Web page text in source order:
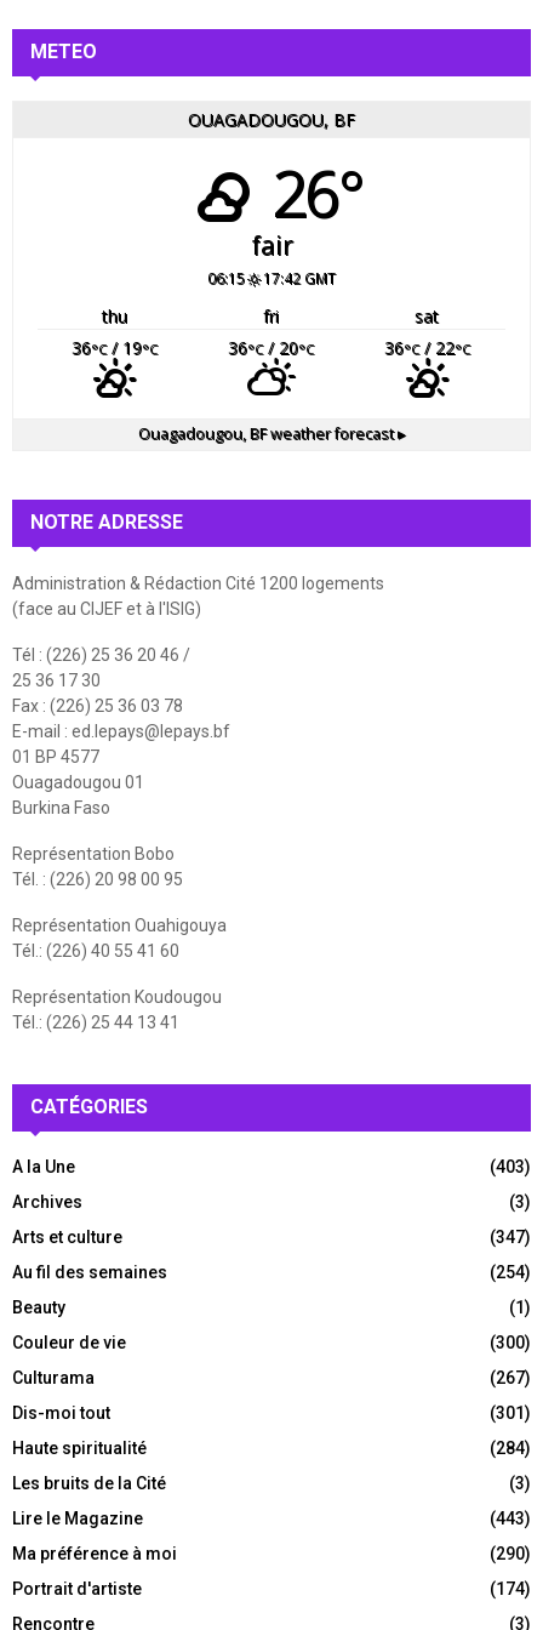
METEO
OUAGADOUGOU, BF
26°
fair
06:15 17:42 GMT
thu fri
sat
36°C/ 19°C 36°C/ 20°C 36°C/ 22°C
Ouagadougou, BFweather forecast ▸
NOTRE ADRESSE
Administration & Rédaction Cité 1200 logements
(face au CIJEF et à l'ISIG)
Tél : (226) 25 36 20 46 /
25 36 17 30
Fax : (226) 25 36 03 78
E-mail : ed.lepays@lepays.bf
01 BP 4577
Ouagadougou 01
Burkina Faso
Représentation Bobo
Tél. : (226) 20 98 00 95
Représentation Ouahigouya
Tél.: (226) 40 55 41 60
Représentation Koudougou
Tél.: (226) 25 44 13 41
CATÉGORIES
A la Une
(403)
Archives
(3)
Arts et culture
(347)
Au fil des semaines
(254)
Beauty
(1)
Couleur de vie
(300)
Culturama
(267)
Dis-moi tout
(301)
Haute spiritualité
(284)
Les bruits de la Cité
(3)
Lire le Magazine
(443)
Ma préférence à moi
(290)
Portrait d'artiste
(174)
Rencontre
(3)